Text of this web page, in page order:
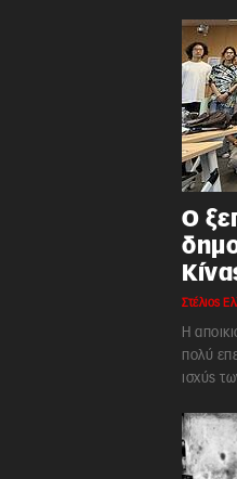
Ο
Στέλιος
Η
πολύ
ισχύς